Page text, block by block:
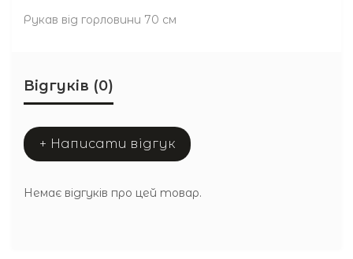
Рукав від горловини 70 см
Відгуків (0)
+ Написати відгук
Немає відгуків про цей товар.